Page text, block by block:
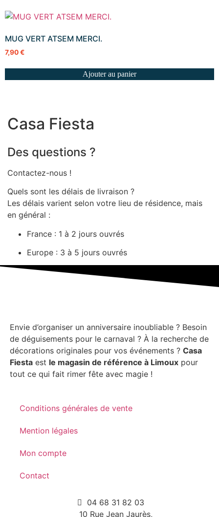
MUG VERT ATSEM MERCI.
7,90€
Ajouter au panier
Casa Fiesta
Des questions ?
Contactez-nous !
Quels sont les délais de livraison ?
Les délais varient selon votre lieu de résidence, mais
en général :
France : 1 à 2 jours ouvrés
Europe : 3 à 5 jours ouvrés
Envie d’organiser un anniversaire inoubliable ? Besoin
de déguisements pour le carnaval ? À la recherche de
décorations originales pour vos événements ? Casa
Fiesta est le magasin de référence à Limoux pour
tout ce qui fait rimer fête avec magie !
Conditions générales de vente
Mention légales
Mon compte
Contact
04 68 31 82 03
10 Rue Jean Jaurès,